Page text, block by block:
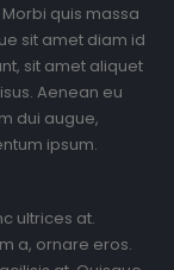
quis massa
sit amet diam id
sit amet aliquet
Aenean eu
dui augue,
ipsum.
ultrices at.
a, ornare eros.